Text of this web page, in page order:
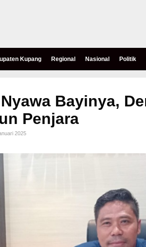
Kupang Regional Nasional Politik
Bayinya,
Penjara
2025